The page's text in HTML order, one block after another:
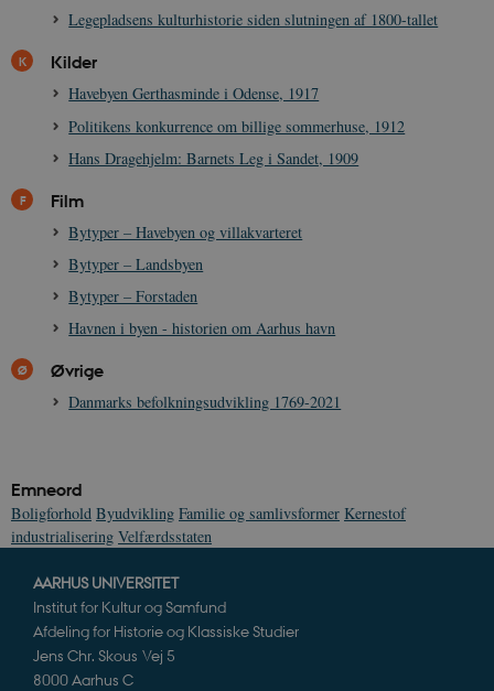
Legepladsens kulturhistorie siden slutningen af 1800-tallet
Kilder
Havebyen Gerthasminde i Odense, 1917
Politikens konkurrence om billige sommerhuse, 1912
Hans Dragehjelm: Barnets Leg i Sandet, 1909
Film
Bytyper – Havebyen og villakvarteret
Bytyper – Landsbyen
Bytyper – Forstaden
Havnen i byen - historien om Aarhus havn
Øvrige
Danmarks befolkningsudvikling 1769-2021
Emneord
Boligforhold Byudvikling Familie og samlivsformer Kernestof
industrialisering Velfærdsstaten
AARHUS UNIVERSITET
Institut for Kultur og Samfund
Afdeling for Historie og Klassiske Studier
Jens Chr. Skous Vej 5
8000 Aarhus C